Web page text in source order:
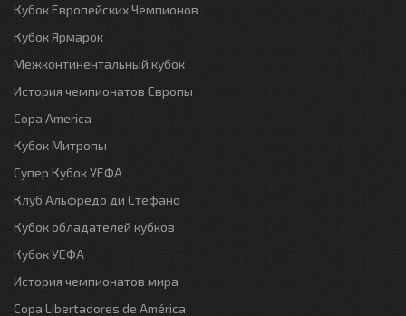
Кубок Европейских Чемпионов
Кубок Ярмарок
Межконтинентальный кубок
История чемпионатов Европы
Copa America
Кубок Митропы
Супер Кубок УЕФА
Клуб Альфредо ди Стефано
Кубок обладателей кубков
Кубок УЕФА
История чемпионатов мира
Copa Libertadores de América